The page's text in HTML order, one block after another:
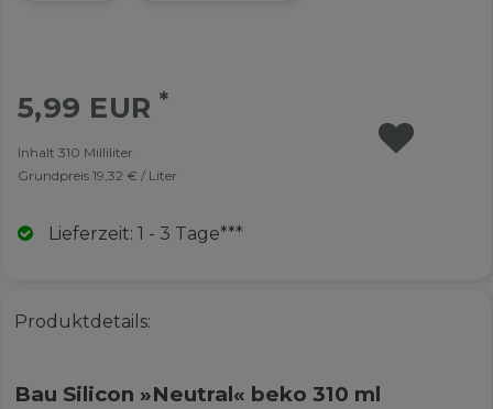
5,99 EUR*
Inhalt 310 Milliliter
Grundpreis 19,32 € / Liter
Lieferzeit: 1 - 3 Tage***
Produktdetails:
Bau Silicon »Neutral« beko 310 ml